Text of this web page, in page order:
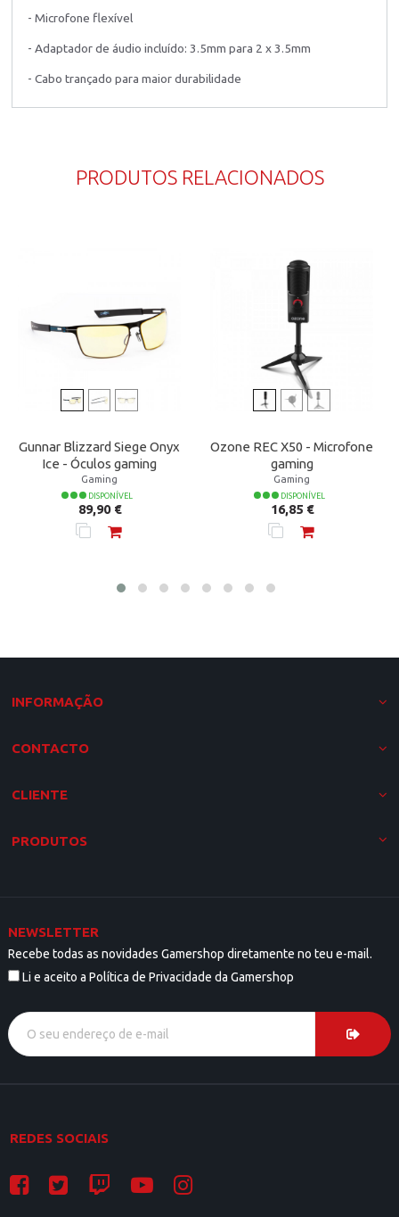
- Microfone flexível
- Adaptador de áudio incluído: 3.5mm para 2 x 3.5mm
- Cabo trançado para maior durabilidade
PRODUTOS RELACIONADOS
Gunnar Blizzard Siege Onyx
Ice - Óculos gaming
Gaming
DISPONÍVEL
Preço
89,90 €
Ozone REC X50 - Microfone
gaming
Gaming
DISPONÍVEL
Preço
16,85 €
INFORMAÇÃO
CONTACTO
CLIENTE
PRODUTOS
NEWSLETTER
Recebe todas as novidades Gamershop diretamente no teu e-mail.
Li e aceito a Política de Privacidade da Gamershop
REDES SOCIAIS